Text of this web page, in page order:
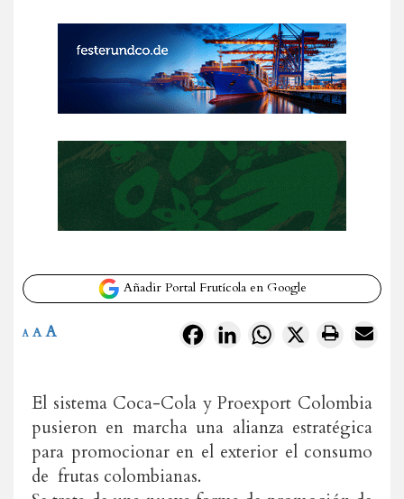
Añadir Portal Frutícola en Google
FacebookLinkedInWhatsApp
X
A A A
El sistema Coca-Cola y Proexport Colombia
pusieron en marcha una alianza estratégica
para promocionar en el exterior el consumo
de frutas colombianas.